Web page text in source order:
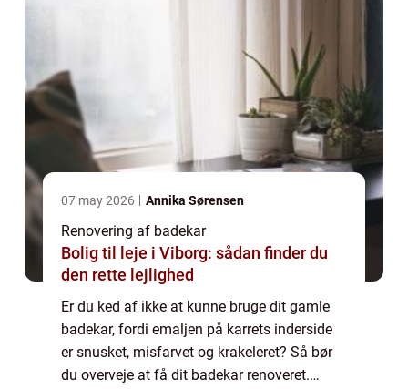
07 may 2026 Annika Sørensen
Renovering af badekar
Bolig til leje i Viborg: sådan finder du
den rette lejlighed
Er du ked af ikke at kunne bruge dit gamle
badekar, fordi emaljen på karrets inderside
er snusket, misfarvet og krakeleret? Så bør
du overveje at få dit badekar renoveret.